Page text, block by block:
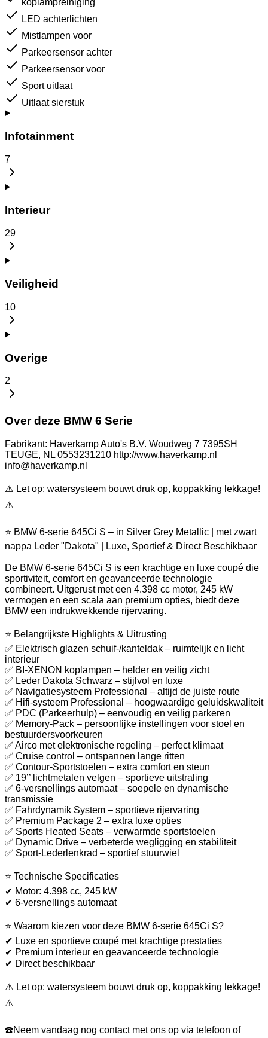
LED achterlichten
Mistlampen voor
Parkeersensor achter
Parkeersensor voor
Sport uitlaat
Uitlaat sierstuk
Infotainment
7
Interieur
29
Veiligheid
10
Overige
2
Over deze BMW 6 Serie
Fabrikant: Haverkamp Auto's B.V. Woudweg 7 7395SH
TEUGE, NL 0553231210 http://www.haverkamp.nl
info@haverkamp.nl
⚠️ Let op: watersysteem bouwt druk op, koppakking lekkage!
⚠️
⭐ BMW 6-serie 645Ci S – in Silver Grey Metallic | met zwart
nappa Leder "Dakota" | Luxe, Sportief & Direct Beschikbaar
De BMW 6-serie 645Ci S is een krachtige en luxe coupé die
sportiviteit, comfort en geavanceerde technologie
combineert. Uitgerust met een 4.398 cc motor, 245 kW
vermogen en een scala aan premium opties, biedt deze
BMW een indrukwekkende rijervaring.
⭐ Belangrijkste Highlights & Uitrusting
✅ Elektrisch glazen schuif-/kanteldak – ruimtelijk en licht
interieur
✅ BI-XENON koplampen – helder en veilig zicht
✅ Leder Dakota Schwarz – stijlvol en luxe
✅ Navigatiesysteem Professional – altijd de juiste route
✅ Hifi-systeem Professional – hoogwaardige geluidskwaliteit
✅ PDC (Parkeerhulp) – eenvoudig en veilig parkeren
✅ Memory-Pack – persoonlijke instellingen voor stoel en
bestuurdersvoorkeuren
✅ Airco met elektronische regeling – perfect klimaat
✅ Cruise control – ontspannen lange ritten
✅ Contour-Sportstoelen – extra comfort en steun
✅ 19’’ lichtmetalen velgen – sportieve uitstraling
✅ 6-versnellings automaat – soepele en dynamische
transmissie
✅ Fahrdynamik System – sportieve rijervaring
✅ Premium Package 2 – extra luxe opties
✅ Sports Heated Seats – verwarmde sportstoelen
✅ Dynamic Drive – verbeterde wegligging en stabiliteit
✅ Sport-Lederlenkrad – sportief stuurwiel
⭐ Technische Specificaties
✔ Motor: 4.398 cc, 245 kW
✔ 6-versnellings automaat
⭐ Waarom kiezen voor deze BMW 6-serie 645Ci S?
✔ Luxe en sportieve coupé met krachtige prestaties
✔ Premium interieur en geavanceerde technologie
✔ Direct beschikbaar
⚠️ Let op: watersysteem bouwt druk op, koppakking lekkage!
⚠️
☎️Neem vandaag nog contact met ons op via telefoon of